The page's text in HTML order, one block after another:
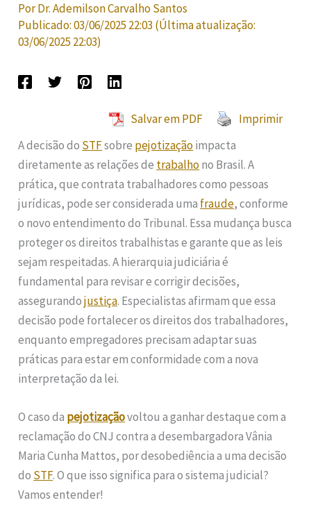
PorDr. Ademilson Carvalho Santos
Publicado:03/06/2025 22:03 (Última atualização:
03/06/2025 22:03)
Salvar em PDF
Imprimir
A decisão do STFsobre pejotizaçãoimpacta
diretamente as relações de trabalhono Brasil. A
prática, que contrata trabalhadores como pessoas
jurídicas, pode ser considerada uma fraude, conforme
o novo entendimento do Tribunal. Essa mudança busca
proteger os direitos trabalhistas e garante que as leis
sejam respeitadas. A hierarquia judiciária é
fundamental para revisar e corrigir decisões,
assegurandojustiça. Especialistas afirmam que essa
decisão pode fortalecer os direitos dos trabalhadores,
enquanto empregadores precisam adaptar suas
práticas para estar em conformidade com a nova
interpretação da lei.
O caso da pejotizaçãovoltou a ganhar destaque com a
reclamação do CNJ contra a desembargadora Vânia
Maria Cunha Mattos, por desobediência a uma decisão
do STF. O que isso significa para o sistema judicial?
Vamos entender!